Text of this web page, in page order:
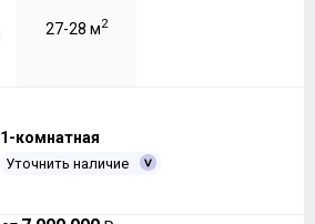
27-28 м2
1-комнатная
Уточнить наличие